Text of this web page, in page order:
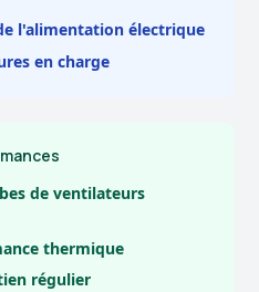
l'alimentation électrique
en charge
de ventilateurs
thermique
régulier